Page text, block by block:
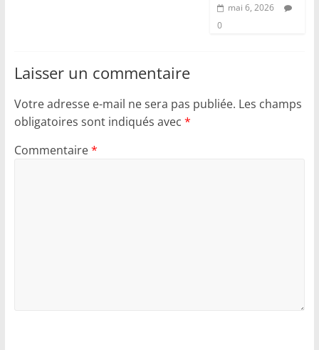
mai 6, 2026
0
Laisser un commentaire
Votre adresse e-mail ne sera pas publiée. Les champs
obligatoires sont indiqués avec *
Commentaire*